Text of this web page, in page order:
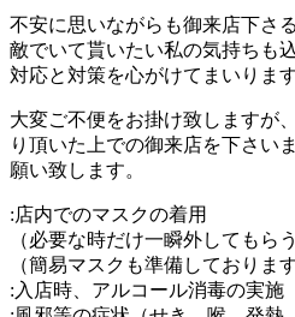
不安に思いながらも御来店下さ
敵でいて貰いたい私の気持ちも
対応と対策を心がけてまいります
大変ご不便をお掛け致しますが
り頂いた上での御来店を下さい
願い致します。
:店内でのマスクの着用
（必要な時だけ一瞬外してもら
（簡易マスクも準備しております
:入店時、アルコール消毒の実施